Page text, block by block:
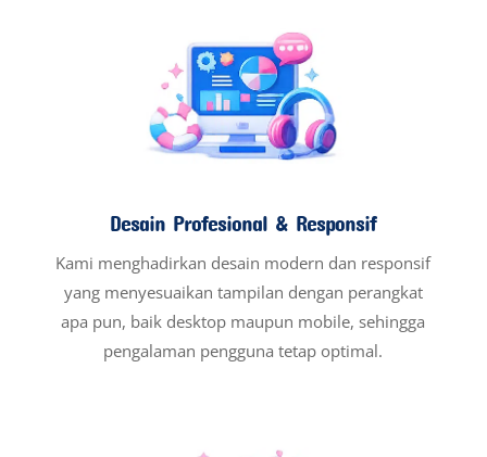
Desain Profesional & Responsif
Kami menghadirkan desain modern dan responsif
yang menyesuaikan tampilan dengan perangkat
apa pun, baik desktop maupun mobile, sehingga
pengalaman pengguna tetap optimal.